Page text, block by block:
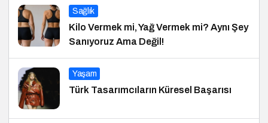
Sağlık
Kilo Vermek mi, Yağ Vermek mi? Aynı Şey
Sanıyoruz Ama Değil!
Yaşam
Türk Tasarımcıların Küresel Başarısı